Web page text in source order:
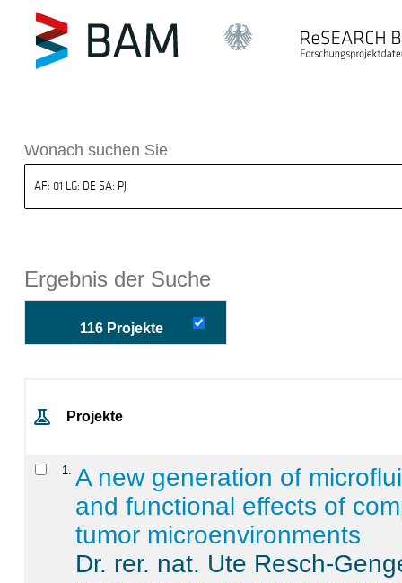
BAM
Wonach suchen Sie
Ergebnis der Suche
116 Projekte
Projekte
1
A new generation of
and functional effects of
tumor microenvironments
Dr. rer. nat. Ute Resch-